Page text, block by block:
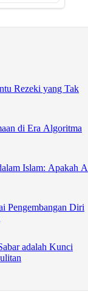
Rezeki yang Tak
di Era Algoritma
Islam: Apakah
Pengembangan Diri
adalah Kunci